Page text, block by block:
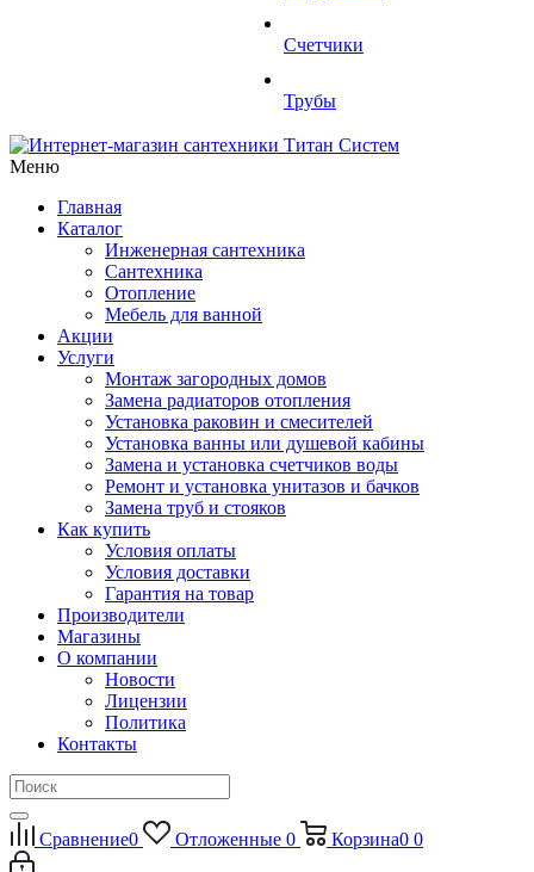
Счетчики
Трубы
Меню
Главная
Каталог
Инженерная сантехника
Сантехника
Отопление
Мебель для ванной
Акции
Услуги
Монтаж загородных домов
Замена радиаторов отопления
Установка раковин и смесителей
Установка ванны или душевой кабины
Замена и установка счетчиков воды
Ремонт и установка унитазов и бачков
Замена труб и стояков
Как купить
Условия оплаты
Условия доставки
Гарантия на товар
Производители
Магазины
О компании
Новости
Лицензии
Политика
Контакты
Сравнение0 Отложенные 0 Корзина0 0